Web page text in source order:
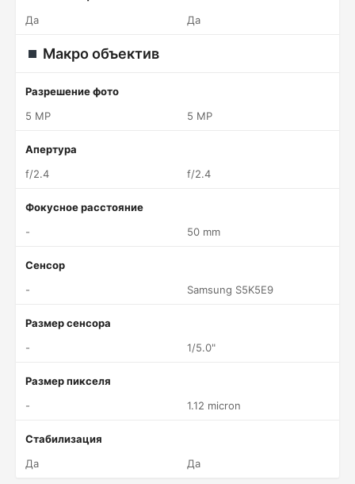
Да
Да
Макро объектив
Разрешение фото
5 MP
5 MP
Апертура
f/2.4
f/2.4
Фокусное расстояние
-
50 mm
Сенсор
-
Samsung S5K5E9
Размер сенсора
-
1/5.0"
Размер пикселя
-
1.12 micron
Стабилизация
Да
Да